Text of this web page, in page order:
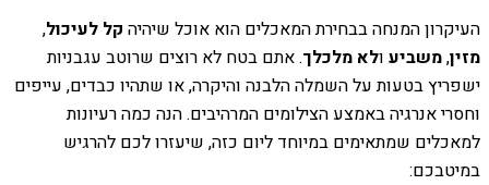
העיקרון המנחה בבחירת המאכלים הוא אוכל שיהיה קל לעיכול,
מזין,משביע ולא מלכלך. אתם בטח לא רוצים שרוטב עגבניות
ישפריץ בטעות על השמלה הלבנה והיקרה, או שתהיו כבדים, עייפים
וחסרי אנרגיה באמצע הצילומים המרהיבים. הנה כמה רעיונות
למאכלים שמתאימים במיוחד ליום כזה, שיעזרו לכם להרגיש
במיטבכם: